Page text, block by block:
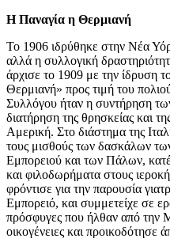
Η Παναγία η Θερμιανή
Το 1906 ιδρύθηκε στην Νέα
αλλά η συλλογική
άρχισε το 1909 με την ίδρυση
Θερμιανή» προς τιμή του
Συλλόγου ήταν η συντήρηση
διατήρηση της θρησκείας και
Αμερική. Στο διάστημα της
τους μισθούς των δασκάλων
Εμπορειού και των Πάλων,
και φιλοδωρήματα στους
φρόντισε για την παρουσία
Εμπορειό, και συμμετείχε σε
πρόσφυγες που ήλθαν από την
οικογένειες και